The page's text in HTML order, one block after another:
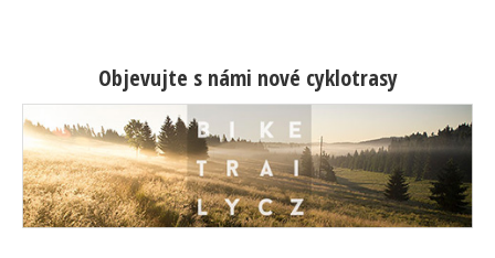
Objevujte s námi nové cyklotrasy